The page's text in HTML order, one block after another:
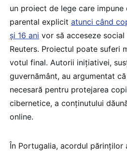
un proiect de lege care impune
parental explicit atunci când
și 16 ani vor să acceseze
Reuters. Proiectul poate suferi
votul final. Autorii inițiativei,
guvernământ, au argumentat
necesară pentru protejarea
cibernetice, a conținutului
online.
În Portugalia, acordul părinților